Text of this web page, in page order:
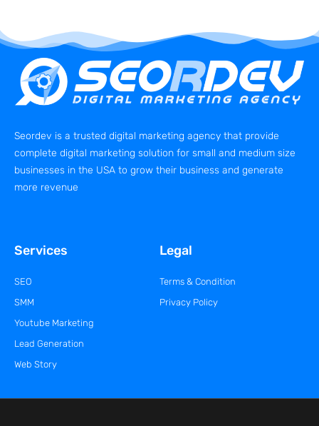
Seordev is a trusted digital marketing agency that provide
complete digital marketing solution for small and medium size
businesses in the USA to grow their business and generate
more revenue
Services
SEO
SMM
Youtube Marketing
Lead Generation
Web Story
Legal
Terms & Condition
Privacy Policy